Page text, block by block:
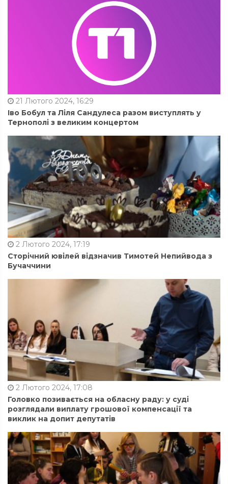
21 Лютого 2024, 16:29
Іво Бобул та Ліля Сандулеса разом виступлять у
Тернополі з великим концертом
2 Лютого 2024, 17:19
Сторічний ювілей відзначив Тимотей Непийвода з
Бучаччини
2 Лютого 2024, 17:08
Головко позивається на обласну раду: у суді
розглядали виплату грошової компенсації та
виклик на допит депутатів